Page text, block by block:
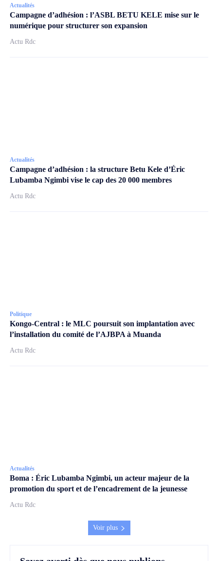
Actualités
Campagne d’adhésion : l’ASBL BETU KELE mise sur le
numérique pour structurer son expansion
Actu Rdc
Actualités
Campagne d’adhésion : la structure Betu Kele d’Éric
Lubamba Ngimbi vise le cap des 20 000 membres
Actu Rdc
Politique
Kongo-Central : le MLC poursuit son implantation avec
l’installation du comité de l’AJBPA à Muanda
Actu Rdc
Actualités
Boma : Éric Lubamba Ngimbi, un acteur majeur de la
promotion du sport et de l’encadrement de la jeunesse
Actu Rdc
Voir plus